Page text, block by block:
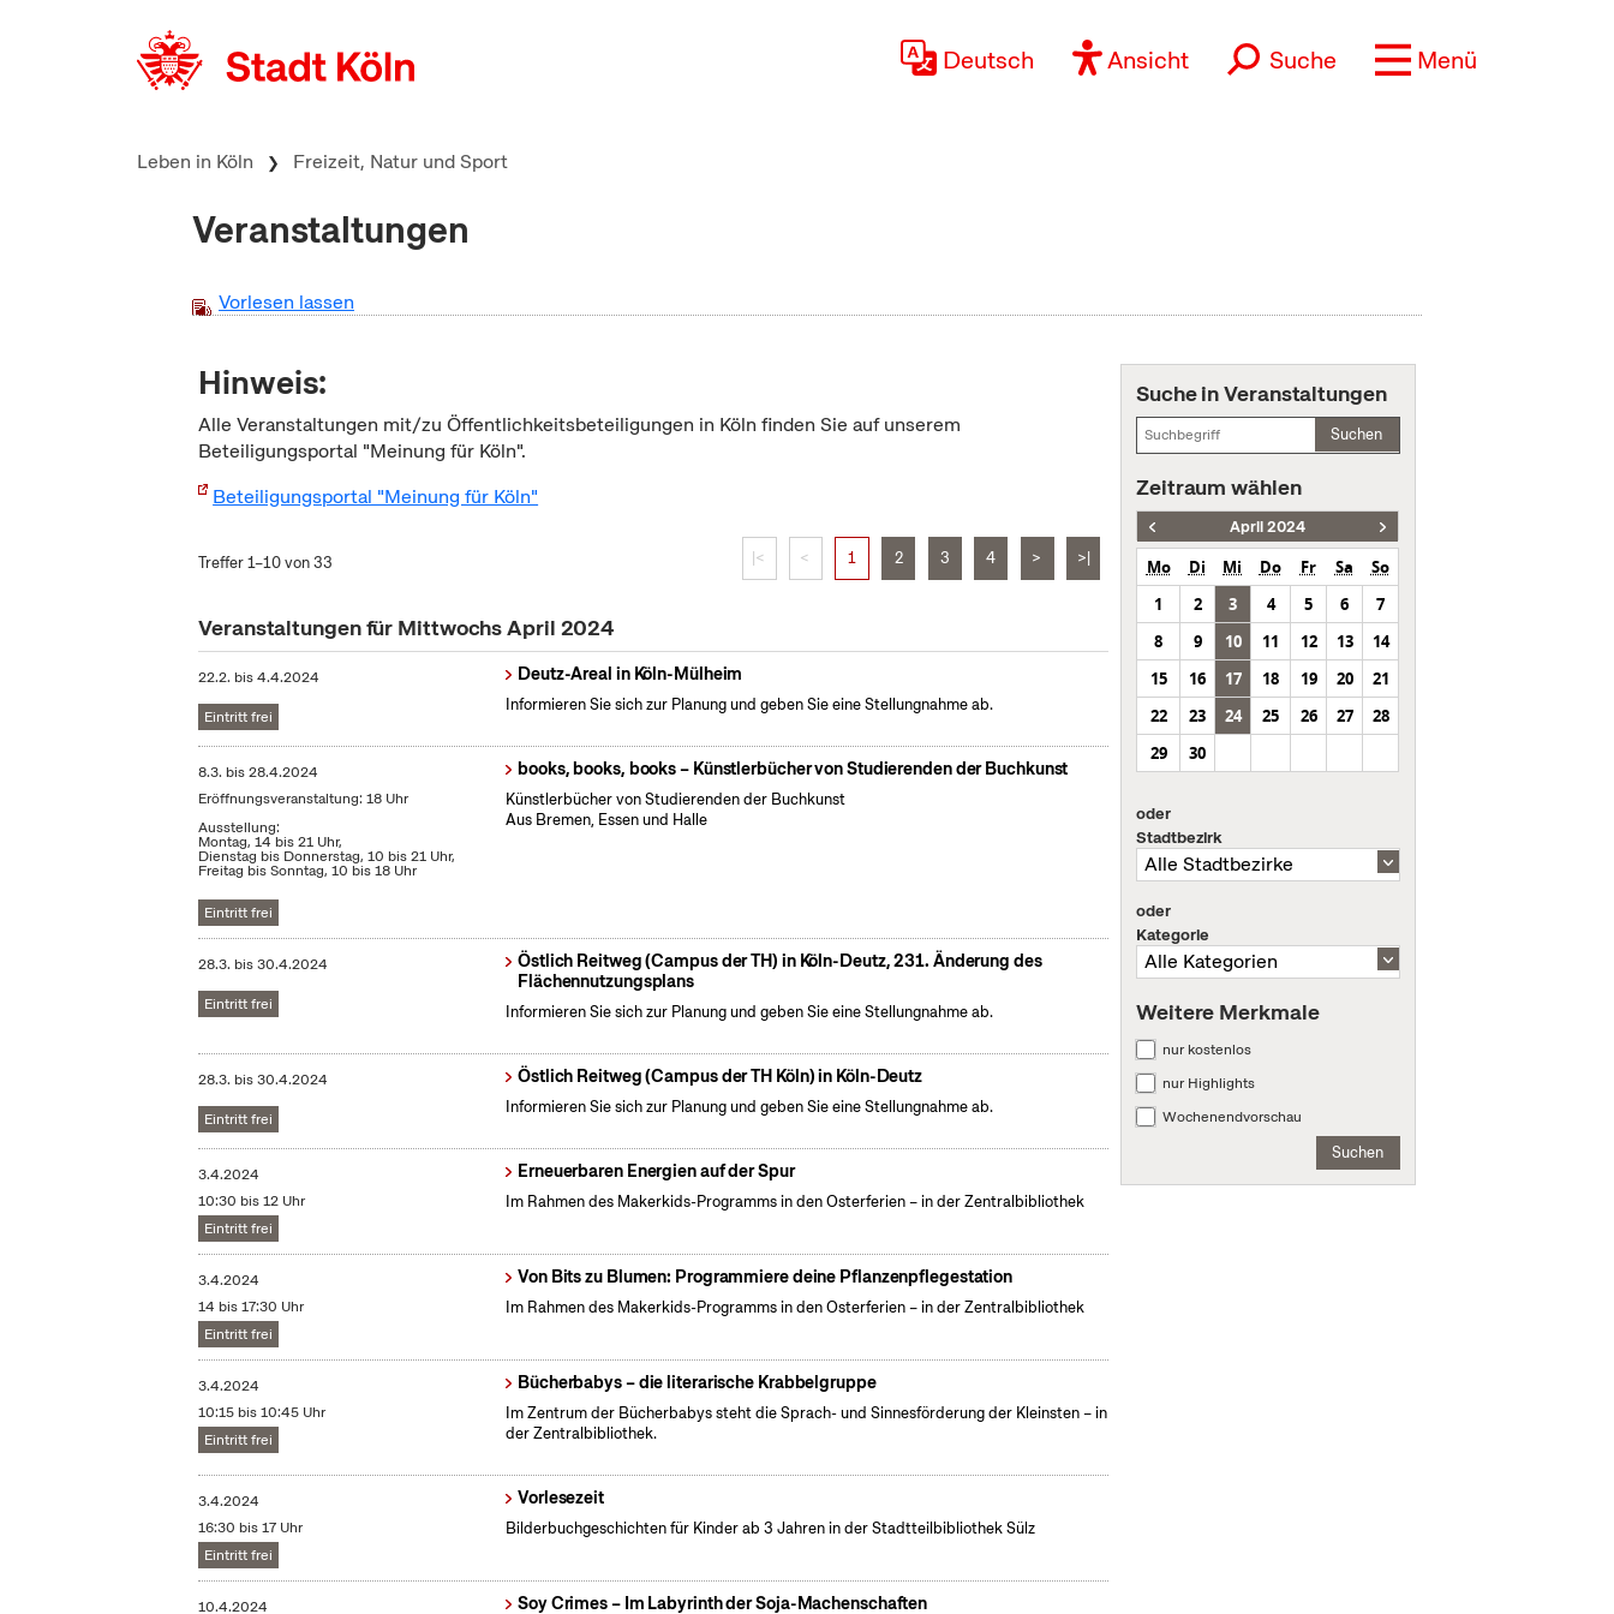
Deutsch Ansicht Suche Menü
Leben in Köln Freizeit, Natur und Sport
Veranstaltungen
Vorlesen lassen
Hinweis:
Alle Veranstaltungen mit/zu Öffentlichkeitsbeteiligungen in Köln finden Sie auf unserem
Beteiligungsportal "Meinung für Köln".
Beteiligungsportal "Meinung für Köln"
Treffer 1–10 von 33 |< < 1 2 3 4 > >|
Veranstaltungen für Mittwochs April 2024
22.2. bis4.4.2024
Eintritt frei
Deutz-Areal in Köln-Mülheim
Informieren Sie sich zur Planung und geben Sie eine Stellungnahme ab.
8.3. bis28.4.2024
Eröffnungsveranstaltung: 18 Uhr
Ausstellung:
Montag, 14 bis 21 Uhr,
Dienstag bis Donnerstag, 10 bis 21 Uhr,
Freitag bis Sonntag, 10 bis 18 Uhr
Eintritt frei
books, books, books – Künstlerbücher von Studierenden der Buchkunst
Künstlerbücher von Studierenden der Buchkunst
Aus Bremen, Essen und Halle
28.3. bis30.4.2024
Eintritt frei
Östlich Reitweg (Campus der TH) in Köln-Deutz, 231. Änderung des
Flächennutzungsplans
Informieren Sie sich zur Planung und geben Sie eine Stellungnahme ab.
28.3. bis30.4.2024
Eintritt frei
Östlich Reitweg (Campus der TH Köln) in Köln-Deutz
Informieren Sie sich zur Planung und geben Sie eine Stellungnahme ab.
3.4.2024
10:30 bis 12 Uhr
Eintritt frei
Erneuerbaren Energien auf der Spur
Im Rahmen des Makerkids-Programms in den Osterferien – in der Zentralbibliothek
3.4.2024
14 bis 17:30 Uhr
Eintritt frei
Von Bits zu Blumen: Programmiere deine Pflanzenpflegestation
Im Rahmen des Makerkids-Programms in den Osterferien – in der Zentralbibliothek
3.4.2024
10:15 bis 10:45 Uhr
Eintritt frei
Bücherbabys – die literarische Krabbelgruppe
Im Zentrum der Bücherbabys steht die Sprach- und Sinnesförderung der Kleinsten – in
der Zentralbibliothek.
3.4.2024
16:30 bis 17 Uhr
Eintritt frei
Vorlesezeit
Bilderbuchgeschichten für Kinder ab 3 Jahren in der Stadtteilbibliothek Sülz
10.4.2024
Soy Crimes – Im Labyrinth der Soja-Machenschaften
Suche in Veranstaltungen
Suchen
Zeitraum wählen
April 2024
Mo Di Mi Do Fr Sa
So
1
2 3 4 5 6
7
8
9 10 11 12 13
14
15
16 17 18 19 20
21
22
23 24 25 26 27
28
29
30
oder
Stadtbezirk
oder
Kategorie
Weitere Merkmale
nur kostenlos
nur Highlights
Wochenendvorschau
Suchen